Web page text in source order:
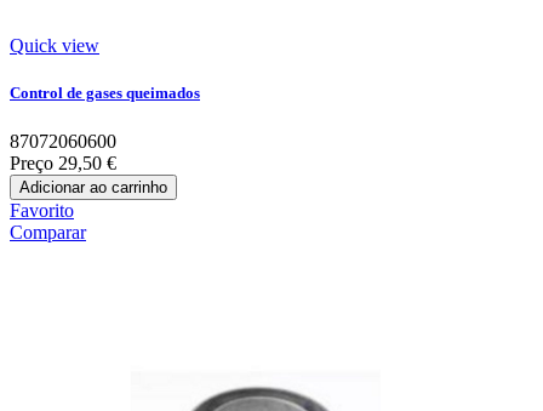
Quick view
Control de gases queimados
87072060600
Preço 29,50 €
Adicionar ao carrinho
Favorito
Comparar